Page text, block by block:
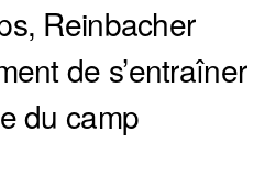
Reinbacher
de s’entraîner
du camp